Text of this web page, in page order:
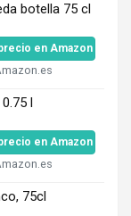
botella 75 cl
en Amazon
l
en Amazon
75cl